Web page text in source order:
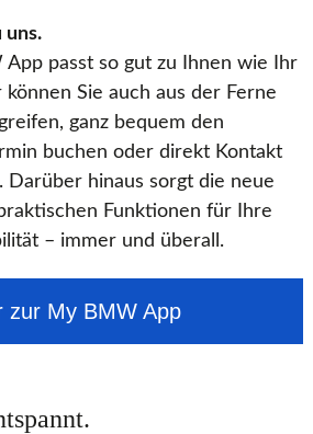
uns.
passt so gut zu Ihnen wie Ihr
Sie auch aus der Ferne
ganz bequem den
buchen oder direkt Kontakt
Darüber hinaus sorgt die neue
Funktionen für Ihre
– immer und überall.
zur My BMW App